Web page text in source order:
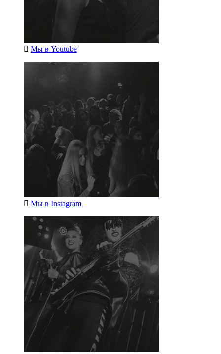
Мы в Youtube
Мы в Instagram